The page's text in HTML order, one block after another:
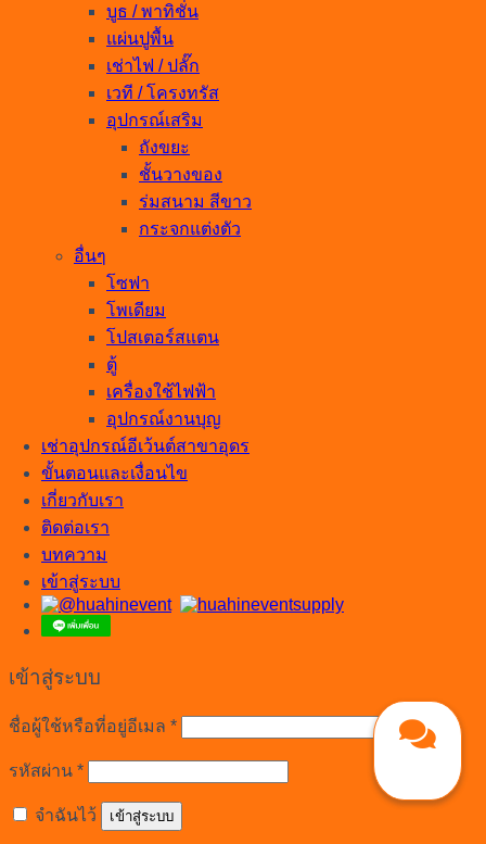
บูธ / พาทิชั่น
แผ่นปูพื้น
เช่าไฟ / ปลั๊ก
เวที / โครงทรัส
อุปกรณ์เสริม
ถังขยะ
ชั้นวางของ
ร่มสนาม สีขาว
กระจกแต่งตัว
อื่นๆ
โซฟา
โพเดียม
โปสเตอร์สแตน
ตู้
เครื่องใช้ไฟฟ้า
อุปกรณ์งานบุญ
เช่าอุปกรณ์อีเว้นต์สาขาอุดร
ขั้นตอนและเงื่อนไข
เกี่ยวกับเรา
ติดต่อเรา
บทความ
เข้าสู่ระบบ
เข้าสู่ระบบ
ชื่อผู้ใช้หรือที่อยู่อีเมล *ต้องการ
รหัสผ่าน *ต้องการ
จำฉันไว้ เข้าสู่ระบบ